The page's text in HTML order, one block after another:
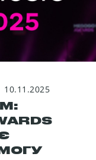
10.11.2025